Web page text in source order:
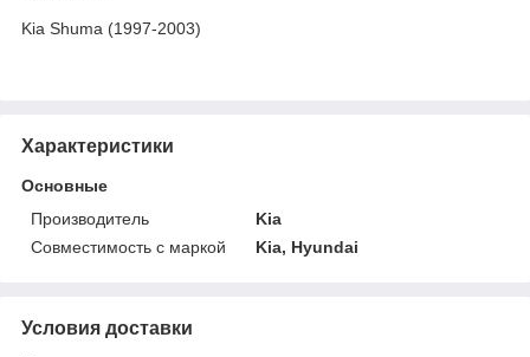
Kia Shuma (1997-2003)
Характеристики
Основные
Производитель
Kia
Совместимость с маркой
Kia, Hyundai
Условия доставки